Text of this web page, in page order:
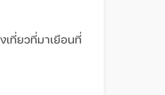
ที่ยวที่มาเยือนที่